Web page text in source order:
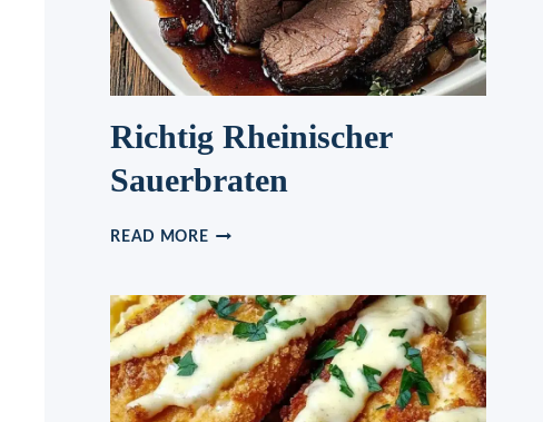
Richtig Rheinischer
Sauerbraten
READ MORERICHTIG